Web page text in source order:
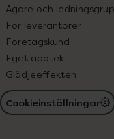
Ägare och
För leverantörer
Företagskund
Eget apotek
Glädjeeffekten
Cookieinställningar